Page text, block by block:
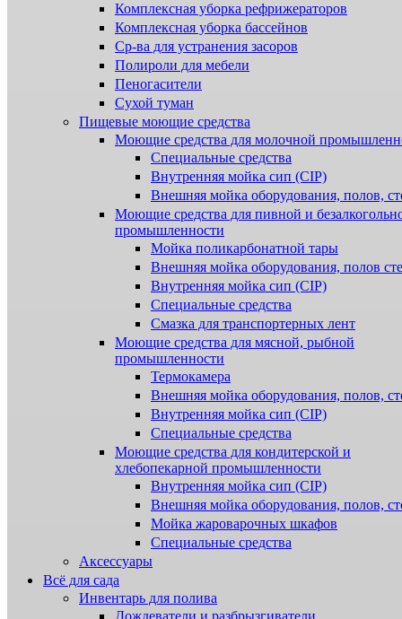
Комплексная уборка рефрижераторов
Комплексная уборка бассейнов
Ср-ва для устранения засоров
Полироли для мебели
Пеногасители
Сухой туман
Пищевые моющие средства
Моющие средства для молочной
Специальные средства
Внутренняя мойка сип (CIP)
Внешняя мойка оборудования, полов,
Моющие средства для пивной и
промышленности
Мойка поликарбонатной тары
Внешняя мойка оборудования, полов
Внутренняя мойка сип (CIP)
Специальные средства
Смазка для транспортерных лент
Моющие средства для мясной, рыбной
промышленности
Термокамера
Внешняя мойка оборудования, полов,
Внутренняя мойка сип (CIP)
Специальные средства
Моющие средства для кондитерской и
хлебопекарной промышленности
Внутренняя мойка сип (CIP)
Внешняя мойка оборудования, полов,
Мойка жароварочных шкафов
Специальные средства
Аксессуары
Всё для сада
Инвентарь для полива